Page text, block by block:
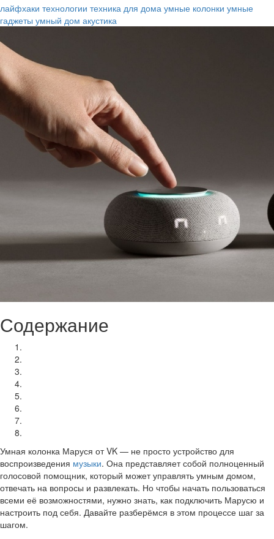
лайфхаки технологии техника для дома умные колонки умные
гаджеты умный дом акустика
Содержание
Умная колонка Маруся от VK — не просто устройство для
воспроизведения музыки. Она представляет собой полноценный
голосовой помощник, который может управлять умным домом,
отвечать на вопросы и развлекать. Но чтобы начать пользоваться
всеми её возможностями, нужно знать, как подключить Марусю и
настроить под себя. Давайте разберёмся в этом процессе шаг за
шагом.